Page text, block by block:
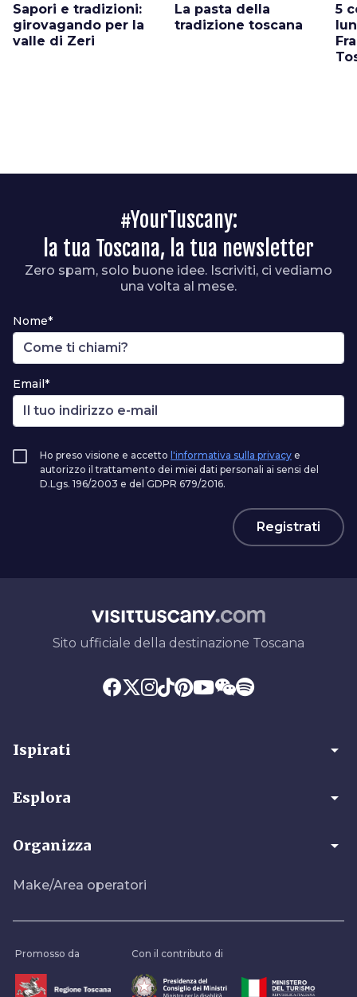
Sapori e tradizioni:
girovagando per la
valle di Zeri
La pasta della
tradizione toscana
5
#YourTuscany:
la tua Toscana, la tua newsletter
Zero spam, solo buone idee. Iscriviti, ci vediamo
una volta al mese.
Nome*
Email*
Ho preso visione e accetto l'informativa sulla privacy e
autorizzo il trattamento dei miei dati personali ai sensi del
D.Lgs. 196/2003 e del GDPR 679/2016.
Registrati
Sito ufficiale della destinazione Toscana
Ispirati arrow_drop_down
Esplora arrow_drop_down
Organizza arrow_drop_down
Make/Area operatori
Promosso da Con il contributo di